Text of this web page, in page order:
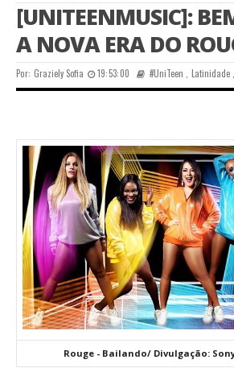
[UNITEENMUSIC]:
A NOVA ERA DO
Por: Graziely Sofia 19:53:00 #UniTeen ,Latinidade
Rouge - Bailando/ Divulgação: